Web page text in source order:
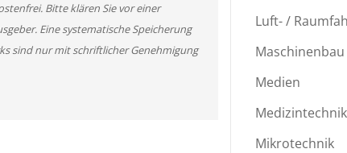
Bitte klären Sie vor einer
Eine systematische Speicherung
sind nur mit schriftlicher Genehmigung
Luft- /
Maschinenbau
Medien
Medizintechnik
Mikrotechnik